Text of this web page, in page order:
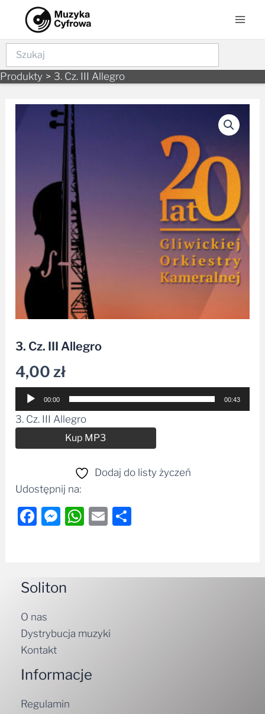
content
Szukaj
Produkty 3. Cz. III Allegro
3. Cz. III Allegro
4,00zł
Odtwarzacz
plików
dźwiękowych
00:00 00:43
3. Cz. III Allegro
Kup MP3
Dodaj do listy życzeń
Udostępnij na:
Facebook
Messenger
WhatsApp
Email
Soliton
O nas
Dystrybucja muzyki
Kontakt
Informacje
Regulamin